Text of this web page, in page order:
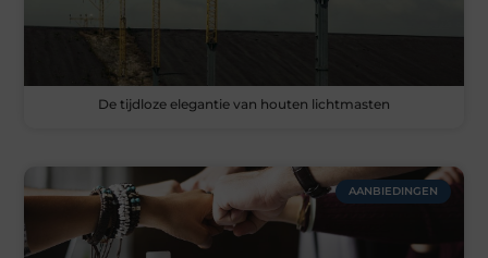
De tijdloze elegantie van houten lichtmasten
AANBIEDINGEN